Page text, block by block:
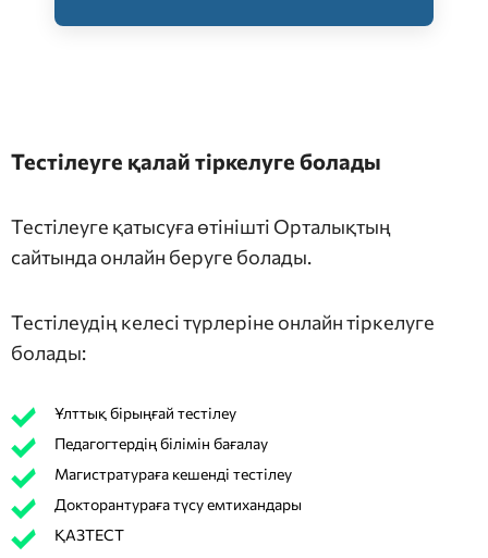
Тестілеуге қалай тіркелуге болады
Тестілеуге қатысуға өтінішті Орталықтың
сайтында онлайн беруге болады.
Тестілеудің келесі түрлеріне онлайн тіркелуге
болады:
Ұлттық бірыңғай тестілеу
Педагогтердің білімін бағалау
Магистратураға кешенді тестілеу
Докторантураға түсу емтихандары
ҚАЗТЕСТ